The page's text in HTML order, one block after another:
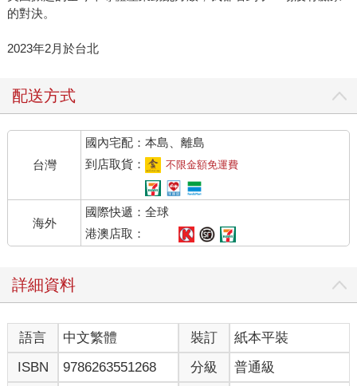
的對決。
2023年2月於台北
配送方式
台灣
國內宅配：本島、離島
到店取貨：
不限金額免運費
海外
國際快遞：全球
港澳店取：
詳細資料
語言 中文繁體 裝訂
紙本平裝
ISBN
9786263551268 分級 普通級